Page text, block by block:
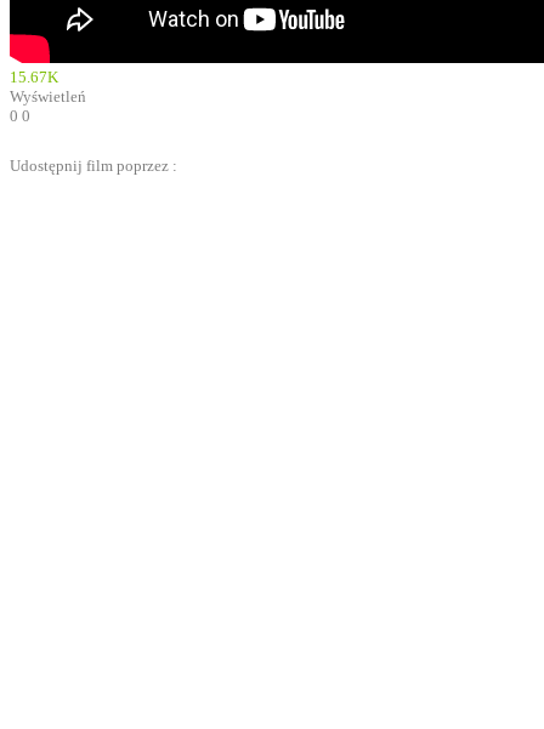
15.67K
Wyświetleń
0 0
Udostępnij film poprzez :